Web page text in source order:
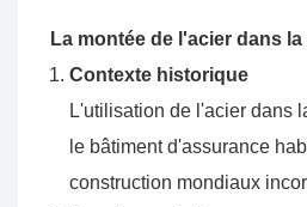
La montée de l'acier dans
Contexte historique
L'utilisation de l'acier dans
le bâtiment d'assurance
construction mondiaux